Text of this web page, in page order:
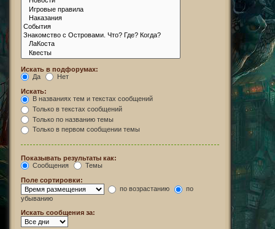
Искать в подфорумах:
Да
Нет
Искать:
В названиях тем и текстах сообщений
Только в текстах сообщений
Только по названию темы
Только в первом сообщении темы
Показывать результаты как:
Сообщения
Темы
Поле сортировки:
по возрастанию
по
убыванию
Искать сообщения за: